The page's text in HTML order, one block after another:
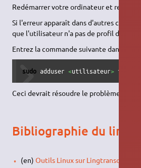
Redémarrer votre ordinateur et
Si l'erreur apparaît dans d'autres
que l'utilisateur n'a pas de profil déclaré
Entrez la commande suivante dans un
sudo adduser <utilisateur>
Ceci devrait résoudre le problème.
Bibliographie du
(en) Outils Linux sur Lingtransoft